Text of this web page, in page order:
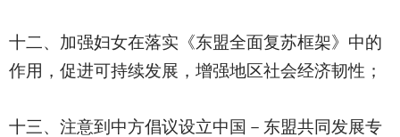
十二、加强妇女在落实《东盟全面复苏框架》中的
作用，促进可持续发展，增强地区社会经济韧性；
十三、注意到中方倡议设立中国－东盟共同发展专